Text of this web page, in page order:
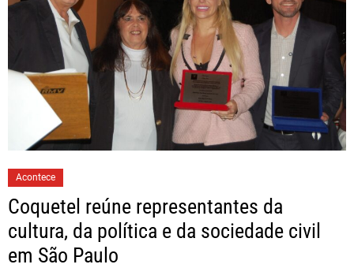
Acontece
Coquetel reúne representantes da
cultura, da política e da sociedade civil
em São Paulo